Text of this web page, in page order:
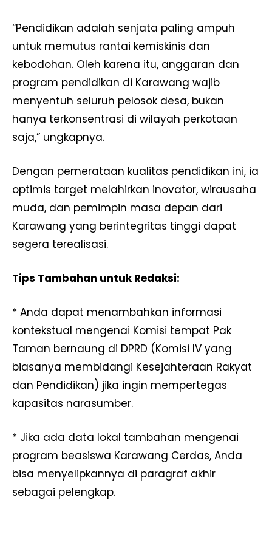
“Pendidikan adalah senjata paling ampuh
untuk memutus rantai kemiskinis dan
kebodohan. Oleh karena itu, anggaran dan
program pendidikan di Karawang wajib
menyentuh seluruh pelosok desa, bukan
hanya terkonsentrasi di wilayah perkotaan
saja,” ungkapnya.
Dengan pemerataan kualitas pendidikan ini, ia
optimis target melahirkan inovator, wirausaha
muda, dan pemimpin masa depan dari
Karawang yang berintegritas tinggi dapat
segera terealisasi.
Tips Tambahan untuk Redaksi:
* Anda dapat menambahkan informasi
kontekstual mengenai Komisi tempat Pak
Taman bernaung di DPRD (Komisi IV yang
biasanya membidangi Kesejahteraan Rakyat
dan Pendidikan) jika ingin mempertegas
kapasitas narasumber.
* Jika ada data lokal tambahan mengenai
program beasiswa Karawang Cerdas, Anda
bisa menyelipkannya di paragraf akhir
sebagai pelengkap.